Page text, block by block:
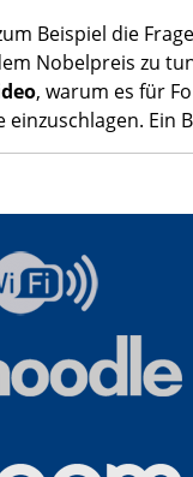
Beispiel die
Nobelpreis zu
, warum es für
einzuschlagen. Ein